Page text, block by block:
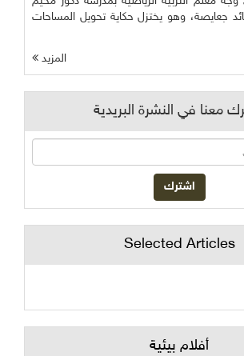
جعايصة، وهو يختزل حكاية تحويل المساحات
المزيد
معنا في النشرة البريدية
Selected Articles
أفلام بيئية